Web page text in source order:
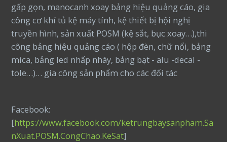
gấp gọn, manocanh xoay bảng hiệu quảng cáo, gia
công cơ khí tủ kệ máy tính, kệ thiết bị hội nghị
truyền hình, sản xuất POSM (kệ sắt, bục xoay…),thi
công bảng hiệu quảng cáo ( hộp đèn, chữ nổi, bảng
mica, bảng led nhấp nháy, bảng bạt - alu -decal -
tole…)… gia công sản phẩm cho các đối tác
Facebook:
[https://www.facebook.com/ketrungbaysanpham.Sa
nXuat.POSM.CongChao.KeSat]